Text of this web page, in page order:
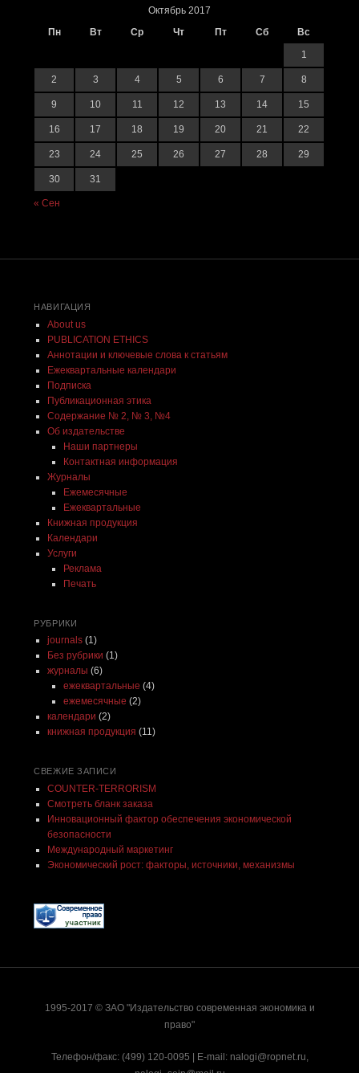
Октябрь 2017
Пн
Вт Ср Чт Пт Сб Вс
« Сен
1
2 3 4 5 6 7 8
9 10 11 12 13 14 15
16 17 18 19 20 21 22
23 24 25 26 27 28 29
30 31
НАВИГАЦИЯ
About us
PUBLICATION ETHICS
Аннотации и ключевые слова к статьям
Ежеквартальные календари
Подписка
Публикационная этика
Содержание № 2, № 3, №4
Об издательстве
Наши партнеры
Контактная информация
Журналы
Ежемесячные
Ежеквартальные
Книжная продукция
Календари
Услуги
Реклама
Печать
РУБРИКИ
journals (1)
Без рубрики (1)
журналы (6)
ежеквартальные (4)
ежемесячные (2)
календари (2)
книжная продукция (11)
СВЕЖИЕ ЗАПИСИ
COUNTER-TERRORISM
Смотреть бланк заказа
Инновационный фактор обеспечения экономической
безопасности
Международный маркетинг
Экономический рост: факторы, источники, механизмы
1995-2017 © ЗАО "Издательство современная экономика и
право"
Телефон/факс: (499) 120-0095 | E-mail: nalogi@ropnet.ru,